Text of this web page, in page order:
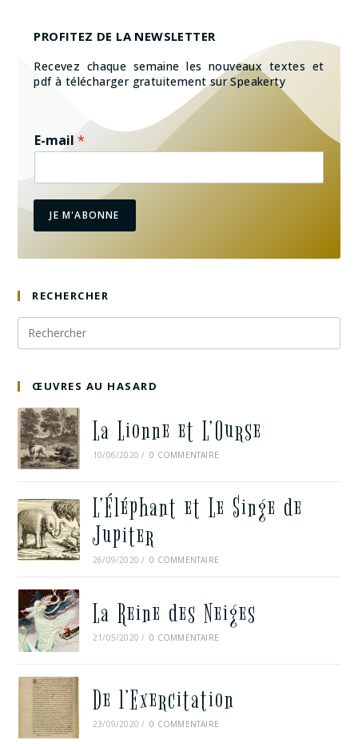
PROFITEZ DE LA NEWSLETTER
Recevez chaque semaine les nouveaux textes et
pdf à télécharger gratuitement sur Speakerty
E-mail*
JE M'ABONNE
RECHERCHER
ŒUVRES AU HASARD
La Lionne et L’Ourse
10/06/2020 / 0 COMMENTAIRE
L’Éléphant et Le Singe de
Jupiter
26/09/2020 / 0 COMMENTAIRE
La Reine des Neiges
21/05/2020 / 0 COMMENTAIRE
De l’Exercitation
23/09/2020 / 0 COMMENTAIRE